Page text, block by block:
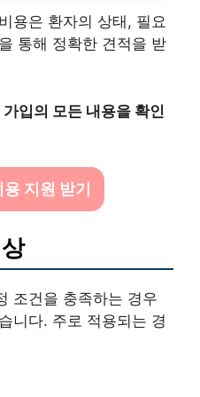
용은 환자의 상태, 필요
통해 정확한 견적을 받
입의 모든 내용을 확인
지원 받기
조건을 충족하는 경우
니다. 주로 적용되는 경